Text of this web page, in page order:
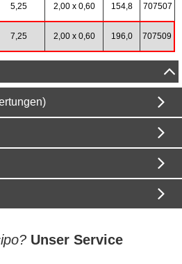
5,25 2,00 x 0,60 154,8 707507
7,25 2,00 x 0,60 196,0 707509
Unser Service